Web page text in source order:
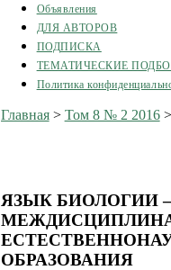
Объявления
ДЛЯ АВТОРОВ
ПОДПИСКА
ТЕМАТИЧЕСКИЕ
Политика
Главная> Том 8 № 2 2016
ЯЗЫК БИОЛОГИИ
ОБРАЗОВАНИЯ